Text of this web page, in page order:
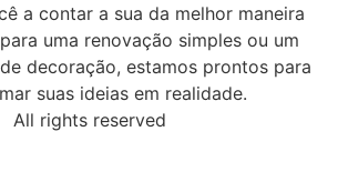
a contar a sua da melhor maneira
uma renovação simples ou um
decoração, estamos prontos para
suas ideias em realidade.
All rights reserved